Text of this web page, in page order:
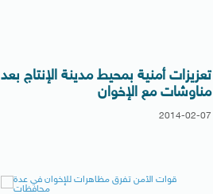
تعزيزات أمنية بمحيط مدينة الإنتاج بعد
مناوشات مع الإخوان
2014-02-07